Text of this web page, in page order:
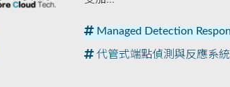
Managed Detection
代管式端點偵測與反應系統